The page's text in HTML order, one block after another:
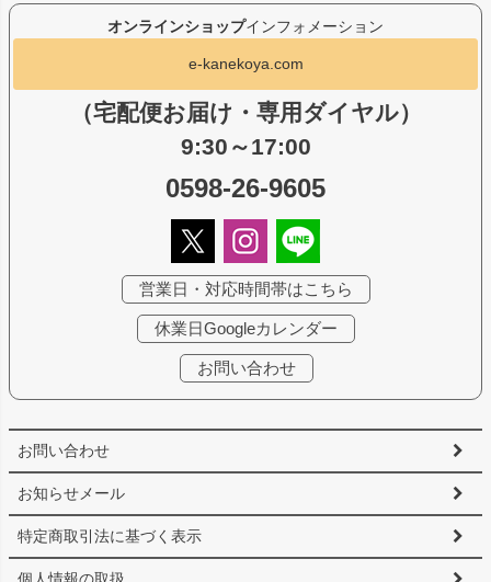
お問い合わせ
お知らせメール
特定商取引法に基づく表示
個人情報の取扱
オンラインショップインフォメーション
e-kanekoya.com
（宅配便お届け・専用ダイヤル）
9:30～17:00
0598-26-9605
営業日・対応時間帯はこちら
休業日Googleカレンダー
お問い合わせ